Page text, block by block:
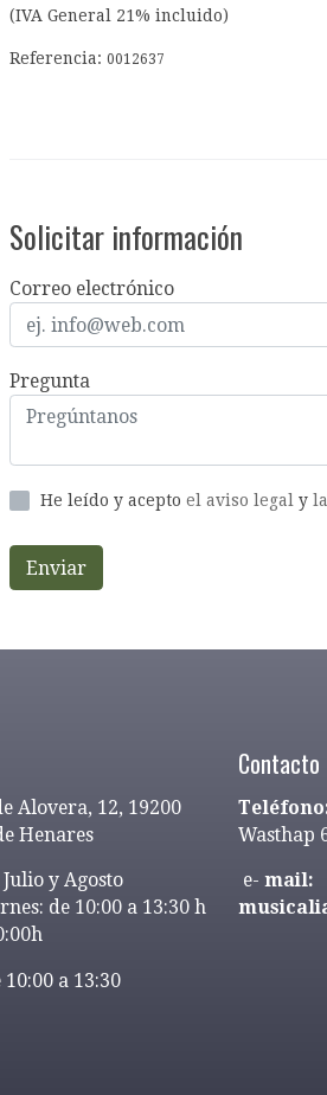
(IVA General 21% incluido)
Referencia:0012637
Solicitar información
Correo electrónico
Pregunta
He leído y acepto el aviso legal y
Enviar
Alovera, 12, 19200
Henares
y Agosto
de 10:00 a 13:30 h
10:00 a 13:30
Contacto
Wasthap
e- mail: